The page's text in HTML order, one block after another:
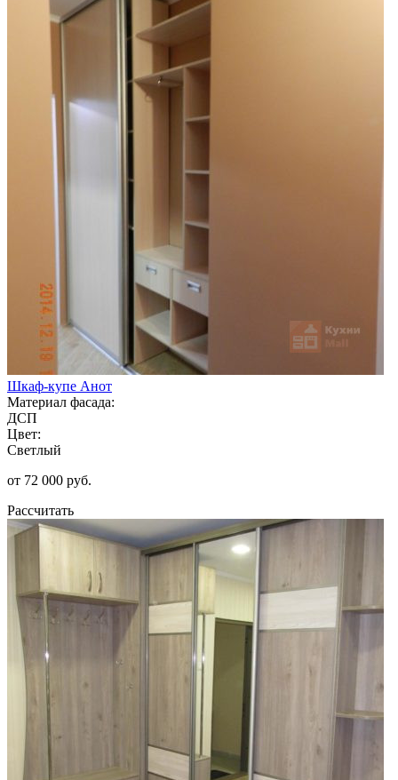
Шкаф-купе Анот
Материал фасада:
ДСП
Цвет:
Светлый
от 72 000 руб.
Рассчитать